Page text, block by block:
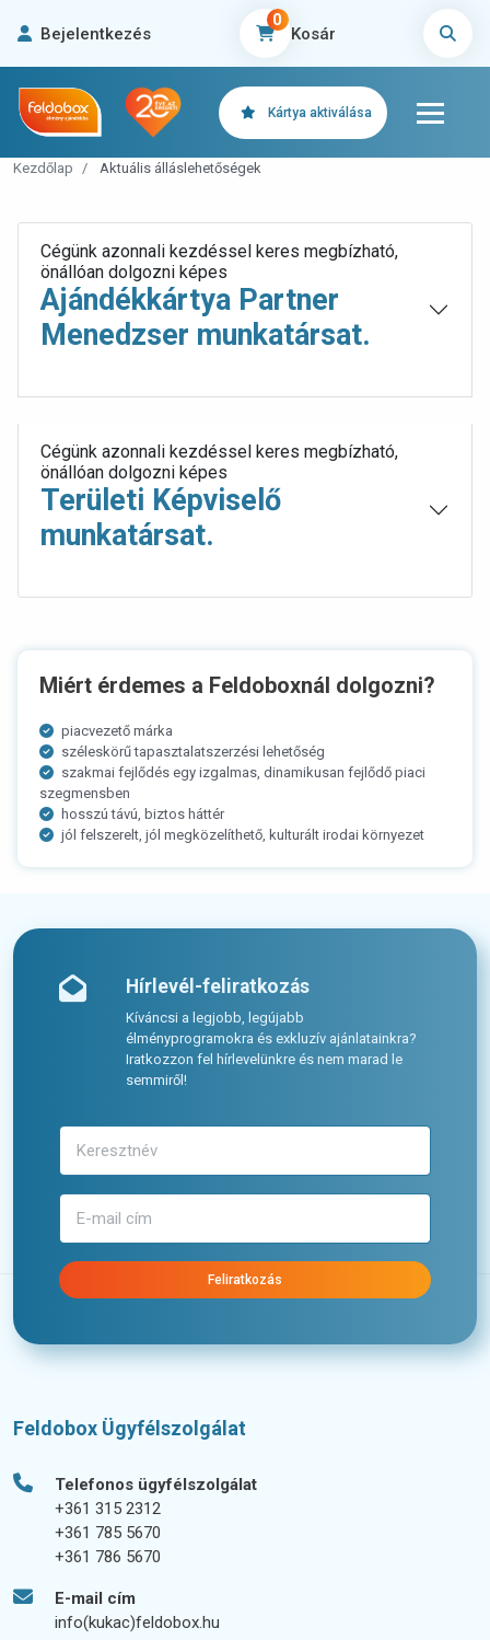
Bejelentkezés Kosár
0
Kártya aktiválása
Kezdőlap Aktuális álláslehetőségek
Cégünk azonnali kezdéssel keres megbízható,
önállóan dolgozni képes
Ajándékkártya Partner
Menedzser munkatársat.
Cégünk azonnali kezdéssel keres megbízható,
önállóan dolgozni képes
Területi Képviselő
munkatársat.
Miért érdemes a Feldoboxnál dolgozni?
piacvezető márka
széleskörű tapasztalatszerzési lehetőség
szakmai fejlődés egy izgalmas, dinamikusan fejlődő piaci
szegmensben
hosszú távú, biztos háttér
jól felszerelt, jól megközelíthető, kulturált irodai környezet
Hírlevél-feliratkozás
Kíváncsi a legjobb, legújabb
élményprogramokra és exkluzív ajánlatainkra?
Iratkozzon fel hírlevelünkre és nem marad le
semmiről!
Feliratkozás
Feldobox Ügyfélszolgálat
Telefonos ügyfélszolgálat
+361 315 2312
+361 785 5670
+361 786 5670
E-mail cím
info(kukac)feldobox.hu